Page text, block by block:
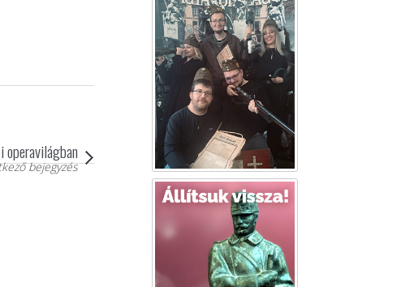
operavilágban
bejegyzés